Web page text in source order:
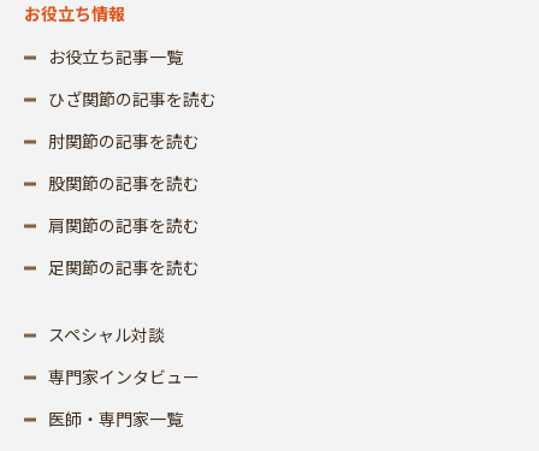
お役立ち情報
お役立ち記事一覧
ひざ関節の記事を読む
肘関節の記事を読む
股関節の記事を読む
肩関節の記事を読む
足関節の記事を読む
スペシャル対談
専門家インタビュー
医師・専門家一覧